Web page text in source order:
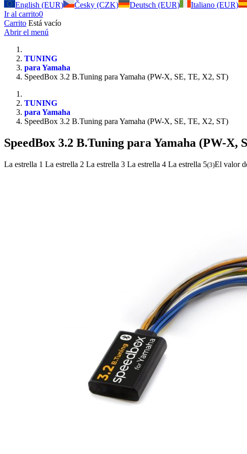
English (EUR)
Česky (CZK) Deutsch (EUR) Italiano (EUR)
Ir al carrito0
Carrito Está vacío
Abrir el menú
TUNING
para Yamaha
SpeedBox 3.2 B.Tuning para Yamaha (PW-X, SE, TE, X2, ST)
TUNING
para Yamaha
SpeedBox 3.2 B.Tuning para Yamaha (PW-X, SE, TE, X2, ST)
SpeedBox 3.2 B.Tuning para Yamaha (PW-X,
La estrella 1 La estrella 2 La estrella 3 La estrella 4 La estrella 5(3)El valor